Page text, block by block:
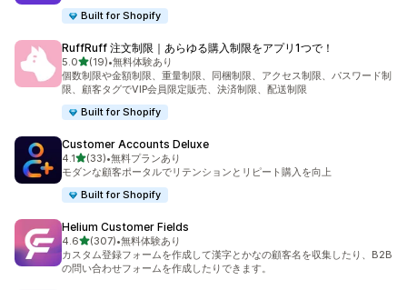
Built for Shopify
RuffRuff 注文制限｜あらゆる購入制限をアプリ1つで！
5.05つ星中
(19)
合計レビュー数：19件
•無料体験あり
個数制限や金額制限、重量制限、同梱制限、アクセス制限、パスワード制
限、顧客タグでVIP会員限定販売、決済制限、配送制限
Built for Shopify
Customer Accounts Deluxe
4.15つ星中
(33)
合計レビュー数：33件
•無料プランあり
モダンな顧客ポータルでリテンションとリピート購入を向上
Built for Shopify
Helium Customer Fields
4.65つ星中
(307)
合計レビュー数：307件
•無料体験あり
カスタム登録フォームを作成して漢字とかなの顧客名を収集したり、B2B
の問い合わせフォームを作成したりできます。